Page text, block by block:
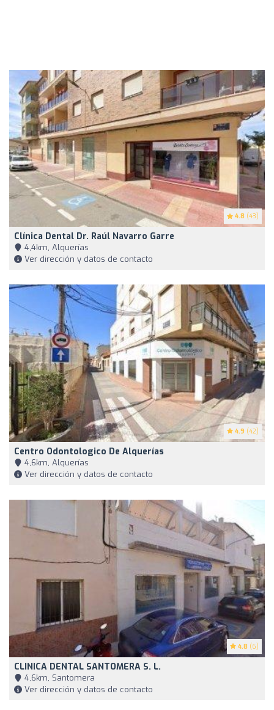
4.8 (43)
Clínica Dental Dr. Raúl Navarro Garre
4,4km, Alquerías
Ver dirección y datos de contacto
4.9 (42)
Centro Odontologico De Alquerías
4,6km, Alquerías
Ver dirección y datos de contacto
4.8 (6)
CLINICA DENTAL SANTOMERA S. L.
4,6km, Santomera
Ver dirección y datos de contacto